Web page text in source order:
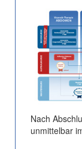
Nach
unmittelbar